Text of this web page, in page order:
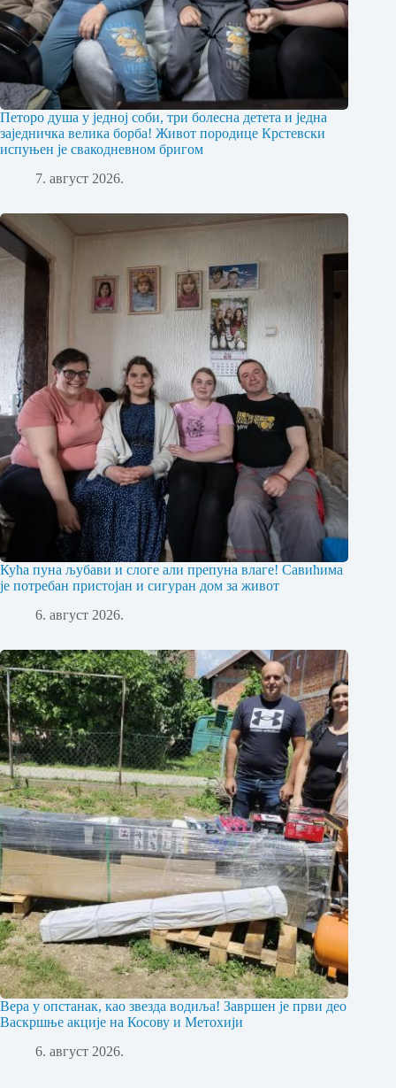
Петоро душа у једној соби, три болесна детета и једна
заједничка велика борба! Живот породице Крстевски
испуњен је свакодневном бригом
7. август 2026.
Кућа пуна љубави и слоге али препуна влаге! Савићима
је потребан пристојан и сигуран дом за живот
6. август 2026.
Вера у опстанак, као звезда водиља! Завршен је први део
Васкршње акције на Косову и Метохији
6. август 2026.